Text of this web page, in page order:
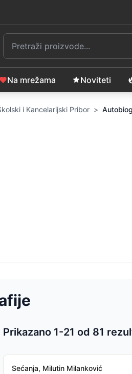
Na mrežama Noviteti
i Kancelarijski Pribor >
Prikazano 1-21 od 81
Sortiranje proizvoda
Sećanja, Milutin Milanković